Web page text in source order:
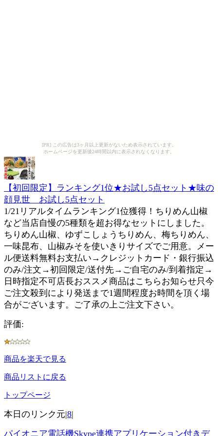
[PR] この広告は3ヶ月以上更新がないため表示されています。
ホームページを更新後24時間以内に表示されなくなります。
【初回限定】ランキング1位★お試し5点セット★味の
顔見世 お試し5点セット
1/21リアルタイムランキング1位獲得！ちりめん山椒
など当店自慢の5種類を超お得なセットにしました。
ちりめん山椒、ゆずこしょうちりめん、梅ちりめん、
一味昆布、山椒みそを使いきりサイズでご用意。メー
ル便送料無料お支払い→クレジットカード・銀行振込
のみ/注文→初回限定/送付先→ご自宅のみ/到着指定→
日時指定不可店長おススメ商品はこちらお知らせ只今
ご注文殺到により発送まで1週間程度お時間を頂く場
合がございます。ご了承の上ご注文下さい。
評価:
商品を楽天で見る
商品リストに戻る
トップページ
本日のリンク元|8|
パイオニア電話機Skype連携アプリケーション付きデ